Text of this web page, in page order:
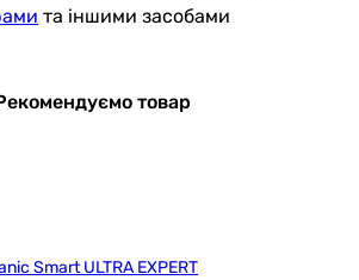
та іншими засобами
товар
Smart ULTRA EXPERT